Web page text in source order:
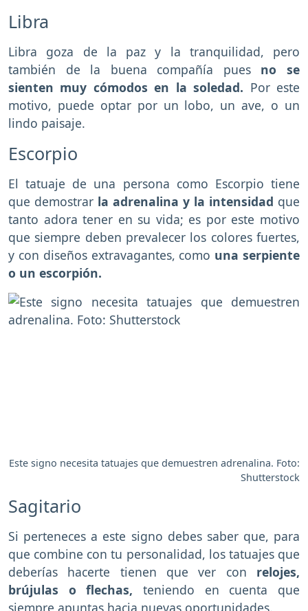
Libra
Libra goza de la paz y la tranquilidad, pero
también de la buena compañía pues no se
sienten muy cómodos en la soledad. Por este
motivo, puede optar por un lobo, un ave, o un
lindo paisaje.
Escorpio
El tatuaje de una persona como Escorpio tiene
que demostrar la adrenalina y la intensidad que
tanto adora tener en su vida; es por este motivo
que siempre deben prevalecer los colores fuertes,
y con diseños extravagantes, como una serpiente
o un escorpión.
Este signo necesita tatuajes que demuestren adrenalina. Foto:
Shutterstock
Sagitario
Si perteneces a este signo debes saber que, para
que combine con tu personalidad, los tatuajes que
deberías hacerte tienen que ver con relojes,
brújulas o flechas, teniendo en cuenta que